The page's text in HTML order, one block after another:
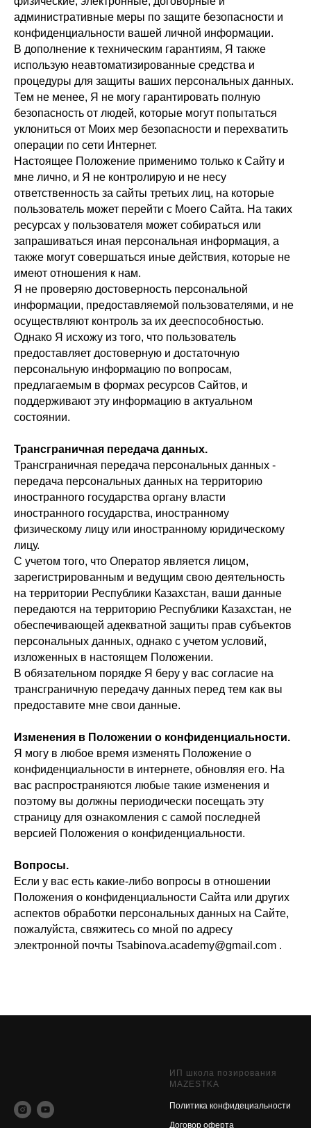
административные меры по защите безопасности и
конфиденциальности вашей личной информации.
В дополнение к техническим гарантиям, Я также
использую неавтоматизированные средства и
процедуры для защиты ваших персональных данных.
Тем не менее, Я не могу гарантировать полную
безопасность от людей, которые могут попытаться
уклониться от Моих мер безопасности и перехватить
операции по сети Интернет.
Настоящее Положение применимо только к Сайту и
мне лично, и Я не контролирую и не несу
ответственность за сайты третьих лиц, на которые
пользователь может перейти с Моего Сайта. На таких
ресурсах у пользователя может собираться или
запрашиваться иная персональная информация, а
также могут совершаться иные действия, которые не
имеют отношения к нам.
Я не проверяю достоверность персональной
информации, предоставляемой пользователями, и не
осуществляют контроль за их дееспособностью.
Однако Я исхожу из того, что пользователь
предоставляет достоверную и достаточную
персональную информацию по вопросам,
предлагаемым в формах ресурсов Сайтов, и
поддерживают эту информацию в актуальном
состоянии.
Трансграничная передача данных.
Трансграничная передача персональных данных -
передача персональных данных на территорию
иностранного государства органу власти
иностранного государства, иностранному
физическому лицу или иностранному юридическому
лицу.
С учетом того, что Оператор является лицом,
зарегистрированным и ведущим свою деятельность
на территории Республики Казахстан, ваши данные
передаются на территорию Республики Казахстан, не
обеспечивающей адекватной защиты прав субъектов
персональных данных, однако с учетом условий,
изложенных в настоящем Положении.
В обязательном порядке Я беру у вас согласие на
трансграничную передачу данных перед тем как вы
предоставите мне свои данные.
Изменения в Положении о конфиденциальности.
Я могу в любое время изменять Положение о
конфиденциальности в интернете, обновляя его. На
вас распространяются любые такие изменения и
поэтому вы должны периодически посещать эту
страницу для ознакомления с самой последней
версией Положения о конфиденциальности.
Вопросы.
Если у вас есть какие-либо вопросы в отношении
Положения о конфиденциальности Сайта или других
аспектов обработки персональных данных на Сайте,
пожалуйста, свяжитесь со мной по адресу
электронной почты Tsabinova.academy@gmail.com .
ИП школа позирования
MAZESTKA
Политика конфидециальности
Договор оферта